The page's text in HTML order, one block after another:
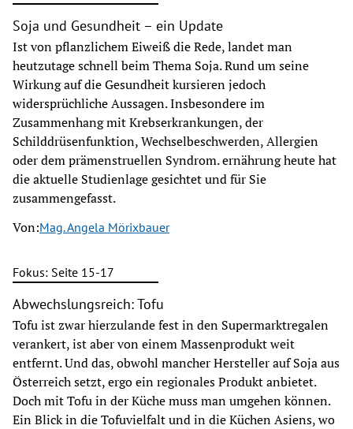
Soja und Gesundheit – ein Update
Ist von pflanzlichem Eiweiß die Rede, landet man
heutzutage schnell beim Thema Soja. Rund um seine
Wirkung auf die Gesundheit kursieren jedoch
widersprüchliche Aussagen. Insbesondere im
Zusammenhang mit Krebserkrankungen, der
Schilddrüsenfunktion, Wechselbeschwerden, Allergien
oder dem prämenstruellen Syndrom. ernährung heute hat
die aktuelle Studienlage gesichtet und für Sie
zusammengefasst.
Von:Mag. Angela Mörixbauer
Fokus: Seite 15-17
Abwechslungsreich: Tofu
Tofu ist zwar hierzulande fest in den Supermarktregalen
verankert, ist aber von einem Massenprodukt weit
entfernt. Und das, obwohl mancher Hersteller auf Soja aus
Österreich setzt, ergo ein regionales Produkt anbietet.
Doch mit Tofu in der Küche muss man umgehen können.
Ein Blick in die Tofuvielfalt und in die Küchen Asiens, wo